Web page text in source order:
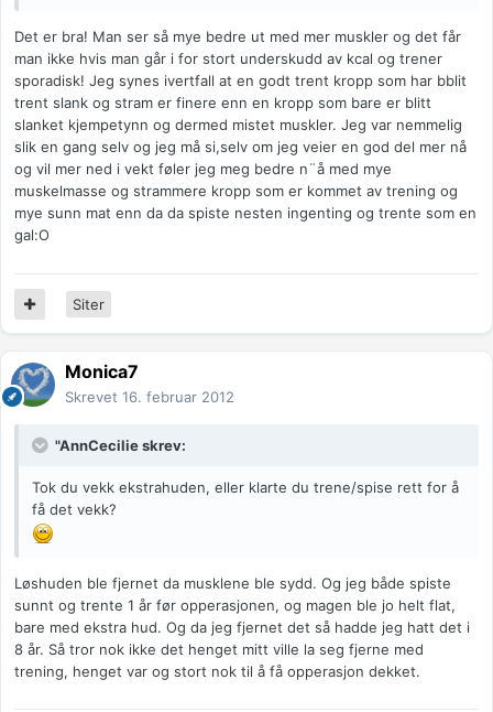
Det er bra! Man ser så mye bedre ut med mer muskler og det får
man ikke hvis man går i for stort underskudd av kcal og trener
sporadisk! Jeg synes ivertfall at en godt trent kropp som har bblit
trent slank og stram er finere enn en kropp som bare er blitt
slanket kjempetynn og dermed mistet muskler. Jeg var nemmelig
slik en gang selv og jeg må si,selv om jeg veier en god del mer nå
og vil mer ned i vekt føler jeg meg bedre n¨å med mye
muskelmasse og strammere kropp som er kommet av trening og
mye sunn mat enn da da spiste nesten ingenting og trente som en
gal:O
Siter
Monica7
Skrevet 16. februar 2012
"AnnCecilie skrev:
Tok du vekk ekstrahuden, eller klarte du trene/spise rett for å
få det vekk?
Løshuden ble fjernet da musklene ble sydd. Og jeg både spiste
sunnt og trente 1 år før opperasjonen, og magen ble jo helt flat,
bare med ekstra hud. Og da jeg fjernet det så hadde jeg hatt det i
8 år. Så tror nok ikke det henget mitt ville la seg fjerne med
trening, henget var og stort nok til å få opperasjon dekket.